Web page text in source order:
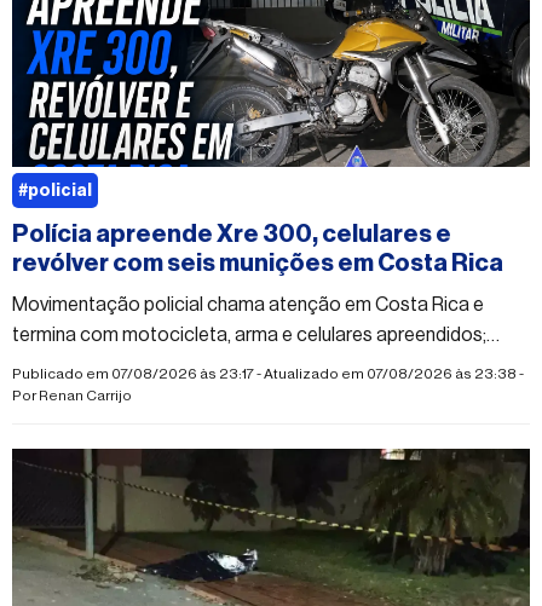
Polícia apreende Xre 300, celulares e
revólver com seis munições em Costa Rica
Movimentação policial chama atenção em Costa Rica e
termina com motocicleta, arma e celulares apreendidos;
caso segue sem esclarecimento oficial.
Publicado em 07/08/2026 às 23:17 - Atualizado em 07/08/2026 às 23:38 -
PorRenan Carrijo
#policial